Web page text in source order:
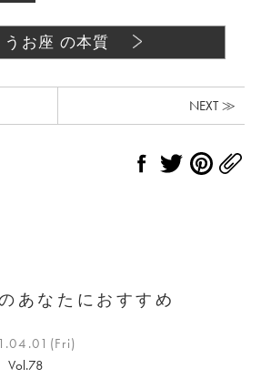
うお座 の本質
NEXT ≫
あなたにおすすめ
Vol.78